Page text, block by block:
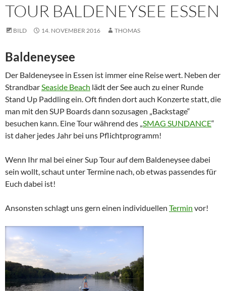
TOUR BALDENEYSEE ESSEN
BILD 14. NOVEMBER 2016 THOMAS
Baldeneysee
Der Baldeneysee in Essen ist immer eine Reise wert. Neben der
StrandbarSeaside Beach lädt der See auch zu einer Runde
Stand Up Paddling ein. Oft finden dort auch Konzerte statt, die
man mit den SUP Boards dann sozusagen „Backstage“
besuchen kann. Eine Tour während des „SMAG SUNDANCE“
ist daher jedes Jahr bei uns Pflichtprogramm!
Wenn Ihr mal bei einer Sup Tour auf dem Baldeneysee dabei
sein wollt, schaut unter Termine nach, ob etwas passendes für
Euch dabei ist!
Ansonsten schlagt uns gern einen individuellen Termin vor!